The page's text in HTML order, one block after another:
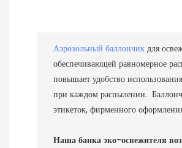
Аэрозольный баллончикдля
обеспечивающей равномерное
повышает удобство
при каждом распылении.
этикеток, фирменного
Наша банка эко-освежителя